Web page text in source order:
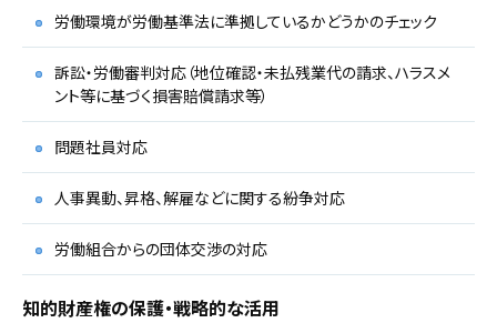
労働環境が労働基準法に準拠しているかどうかのチェック
訴訟・労働審判対応（地位確認・未払残業代の請求、ハラスメ
ント等に基づく損害賠償請求等）
問題社員対応
人事異動、昇格、解雇などに関する紛争対応
労働組合からの団体交渉の対応
知的財産権の保護・戦略的な活用